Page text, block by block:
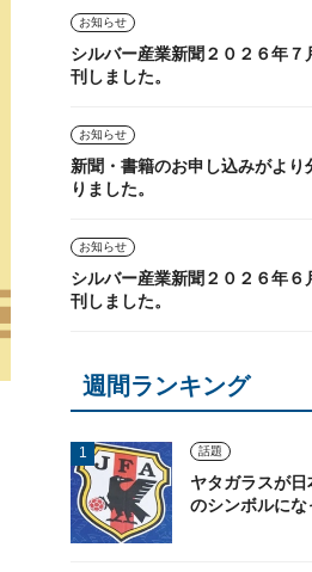
お知らせ
シルバー産業新聞２０２６年７
刊しました。
お知らせ
新聞・書籍のお申し込みがより
りました。
お知らせ
シルバー産業新聞２０２６年６
刊しました。
週間ランキング
話題
ヤタガラスが
のシンボルにな